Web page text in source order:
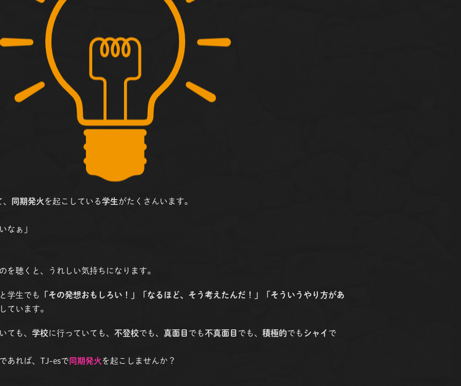
同期発火 を起こしている学生がたくさんいます。
なぁ」
を聴くと、うれしい気持ちになります。
学生でも
「その発想おもしろい！」「なるほど、そう考えたんだ！」「そういうやり方があ
ています。
ても、 学校に行っていても、 不登校でも、 真面目 でも不真面目 でも、 積極的でも シャイ で
あれば、TJ-esで同期発火 を起こしませんか？